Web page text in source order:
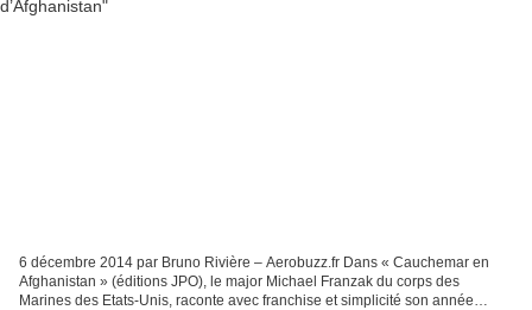
6 décembre 2014 par Bruno Rivière – Aerobuzz.fr Dans « Cauchemar en
Afghanistan » (éditions JPO), le major Michael Franzak du corps des
Marines des Etats-Unis, raconte avec franchise et simplicité son année